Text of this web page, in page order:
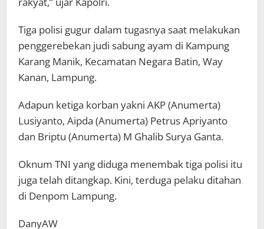
Tiga polisi gugur dalam tugasnya saat melakukan
penggerebekan judi sabung ayam di Kampung
Karang Manik, Kecamatan Negara Batin, Way
Kanan, Lampung.
Adapun ketiga korban yakni AKP (Anumerta)
Lusiyanto, Aipda (Anumerta) Petrus Apriyanto
dan Briptu (Anumerta) M Ghalib Surya Ganta.
Oknum TNI yang diduga menembak tiga polisi itu
juga telah ditangkap. Kini, terduga pelaku ditahan
di Denpom Lampung.
DanyAW